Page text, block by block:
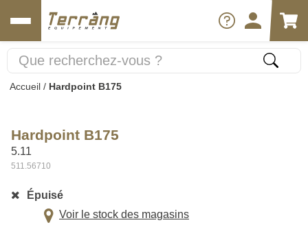
Accueil / Hardpoint B175
Hardpoint B175
5.11
511.56710
Épuisé
Voir le stock des magasins